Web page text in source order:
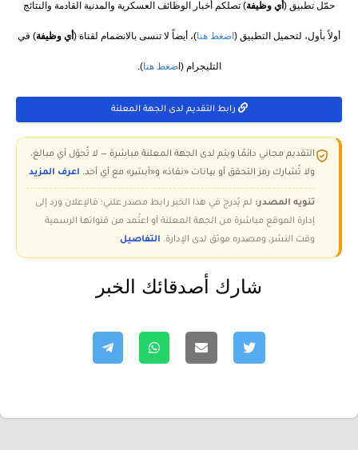
حمّل تطبيق ( أي وظيفة) تصلكم أخبار الوظائف العسكرية والمدنية القادمة والنتائج
أولاً بأول، لتحميل التطبيق ( اضغط هنا)، أيضاً لا تنسى بالانضمام لقناة ( أي وظيفة) في
التليجرام (اضغط هنا).
رابط التقديم لدى الجهة المعلنة
التقديم مجاني دائمًا ويتم لدى الجهة المعلنة مباشرة — لا تُحوّل أي مبالغ،
ولا تُشارك رمز التحقق أو بيانات «نفاذ» و«أبشر» مع أي أحد. اعرف المزيد
تنويه المصدر: لم يُدرج في هذا الخبر رابط مصدر علني؛ فالإعلان ورد إلى
إدارة الموقع مباشرة من الجهة المعلنة أو اعتُمد من قنواتها الرسمية
وقت النشر، ومصدره موثق لدى الإدارة. التفاصيل
شارك أصدقائك الخبر